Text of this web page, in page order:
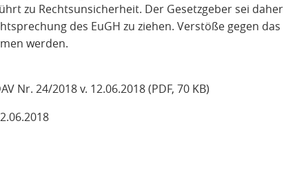
zu Rechtsunsicherheit. Der Gesetzgeber sei daher
des EuGH zu ziehen. Verstöße gegen das
werden.
Nr. 24/2018 v. 12.06.2018 (PDF, 70 KB)